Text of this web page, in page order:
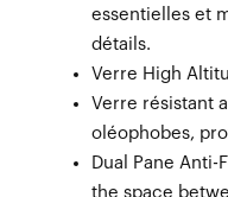
essentielles et
détails.
Verre High
Verre résistant
oléophobes,
Dual Pane
the space